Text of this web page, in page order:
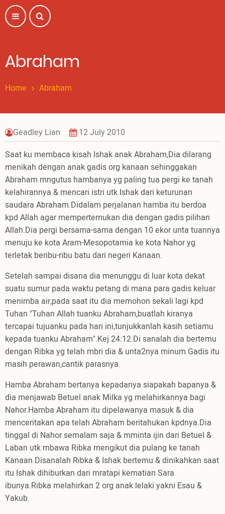
Skip
to
main
Abraham
Home Abraham
Geadley Lian
12 July 2010
Saat ku membaca kisah Ishak anak Abraham,Dia dilarang
menikah dengan anak gadis org kanaan sehinggakan
Abraham mngutus hambanya yg paling tua pergi ke tanah
kelahirannya & mencari istri utk Ishak dari keturunan
saudara Abraham.Didalam perjalanan hamba itu berdoa
kpd Allah agar mempertemukan dia dengan gadis pilihan
Allah.Dia pergi bersama-sama dengan 10 ekor unta tuannya
menuju ke kota Aram-Mesopotamia ke kota Nahor yg
terletak beribu-ribu batu dari negeri Kanaan.
Setelah sampai disana dia menunggu di luar kota dekat
suatu sumur pada waktu petang di mana para gadis keluar
menimba air,pada saat itu dia memohon sekali lagi kpd
Tuhan "Tuhan Allah tuanku Abraham,buatlah kiranya
tercapai tujuanku pada hari ini,tunjukkanlah kasih setiamu
kepada tuanku Abraham".Kej 24:12.Di sanalah dia bertemu
dengan Ribka yg telah mbri dia & unta2nya minum.Gadis itu
masih perawan,cantik parasnya.
Hamba Abraham bertanya kepadanya siapakah bapanya &
dia menjawab Betuel anak Milka yg melahirkannya bagi
Nahor.Hamba Abraham itu dipelawanya masuk & dia
menceritakan apa telah Abraham beritahukan kpdnya.Dia
tinggal di Nahor semalam saja & mminta ijin dari Betuel &
Laban utk mbawa Ribka mengikut dia pulang ke tanah
Kanaan.Disanalah Ribka & Ishak bertemu & dinikahkan saat
itu Ishak dihiburkan dari mratapi kematian Sara
ibunya.Ribka melahirkan 2 org anak lelaki yakni Esau &
Yakub.